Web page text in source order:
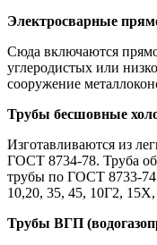
Электросварные
Сюда включаются
углеродистых или
сооружение
Трубы бесшовные
Изготавливаются из
ГОСТ 8734-78. Труба
трубы по ГОСТ 8733-74
10,20, 35, 45, 10Г2,
Трубы ВГП